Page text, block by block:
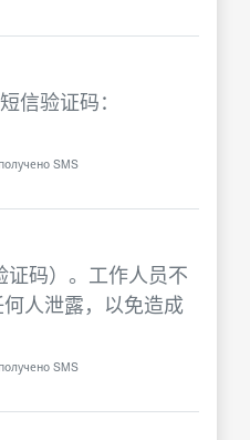
信验证码：
SMS
证码）。工作人员不
人泄露，以免造成
SMS